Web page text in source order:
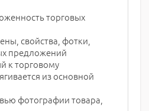
торговых
свойства, фотки,
предложений
к торговому
из основной
фотографии товара,